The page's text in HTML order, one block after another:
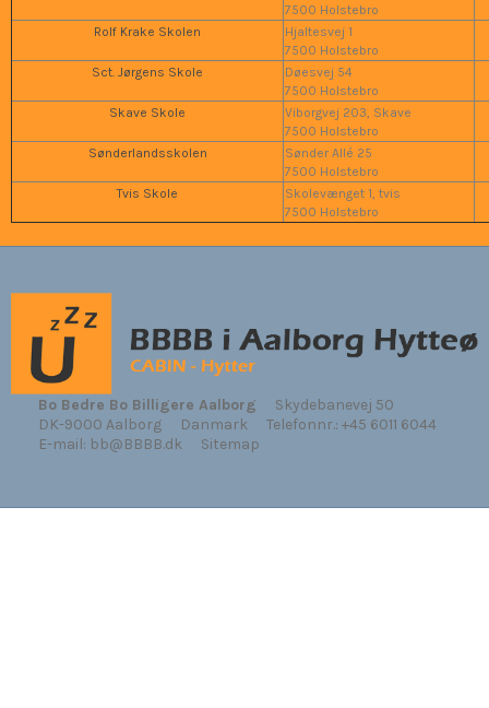
7500 Holstebro
Rolf Krake Skolen
Hjaltesvej 1
7500 Holstebro
Sct. Jørgens Skole
Døesvej 54
7500 Holstebro
Skave Skole
Viborgvej 203, Skave
7500 Holstebro
Sønderlandsskolen
Sønder Allé 25
7500 Holstebro
Tvis Skole
Skolevænget 1, tvis
7500 Holstebro
Bo Bedre Bo Billigere Aalborg
Skydebanevej 50
DK-9000 Aalborg
Danmark Telefonnr.: +45 6011 6044
E-mail: bb@BBBB.dk Sitemap